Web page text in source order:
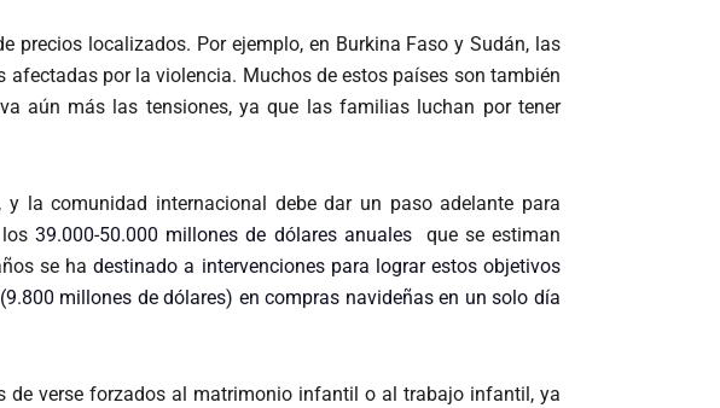
precios localizados. Por ejemplo, en Burkina Faso y Sudán, las
por la violencia. Muchos de estos países son también
aún más las tensiones, ya que las familias luchan por tener
la comunidad internacional debe dar un paso adelante para
los39.000-50.000 millones de dólares anualesque se estiman
se hadestinado a intervenciones para lograr estos objetivos
millones de dólares) en compras navideñas en un solo día
de verse forzados al matrimonio infantil o al trabajo infantil, ya